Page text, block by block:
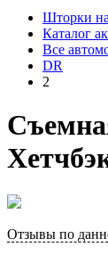
Шторки
Каталог
Все
DR
2
Отзывы по